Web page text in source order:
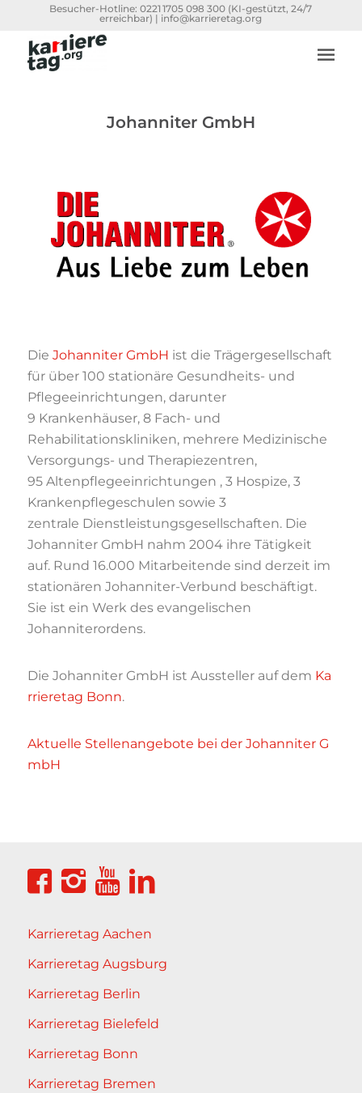
Besucher-Hotline:0221 1705 098 300 (KI-gestützt, 24/7
erreichbar) | info@karrieretag.org
Johanniter GmbH
Die Johanniter GmbH ist die Trägergesellschaft
für über 100 stationäre Gesundheits- und
Pflegeeinrichtungen, darunter
9 Krankenhäuser, 8 Fach- und
Rehabilitationskliniken, mehrere Medizinische
Versorgungs- und Therapiezentren,
95 Altenpflegeeinrichtungen , 3 Hospize, 3
Krankenpflegeschulen sowie 3
zentrale Dienstleistungsgesellschaften. Die
Johanniter GmbH nahm 2004 ihre Tätigkeit
auf. Rund 16.000 Mitarbeitende sind derzeit im
stationären Johanniter-Verbund beschäftigt.
Sie ist ein Werk des evangelischen
Johanniterordens.
Die Johanniter GmbH ist Aussteller auf dem Ka
rrieretag Bonn.
Aktuelle Stellenangebote bei der Johanniter G
mbH
Karrieretag Aachen
Karrieretag Augsburg
Karrieretag Berlin
Karrieretag Bielefeld
Karrieretag Bonn
Karrieretag Bremen